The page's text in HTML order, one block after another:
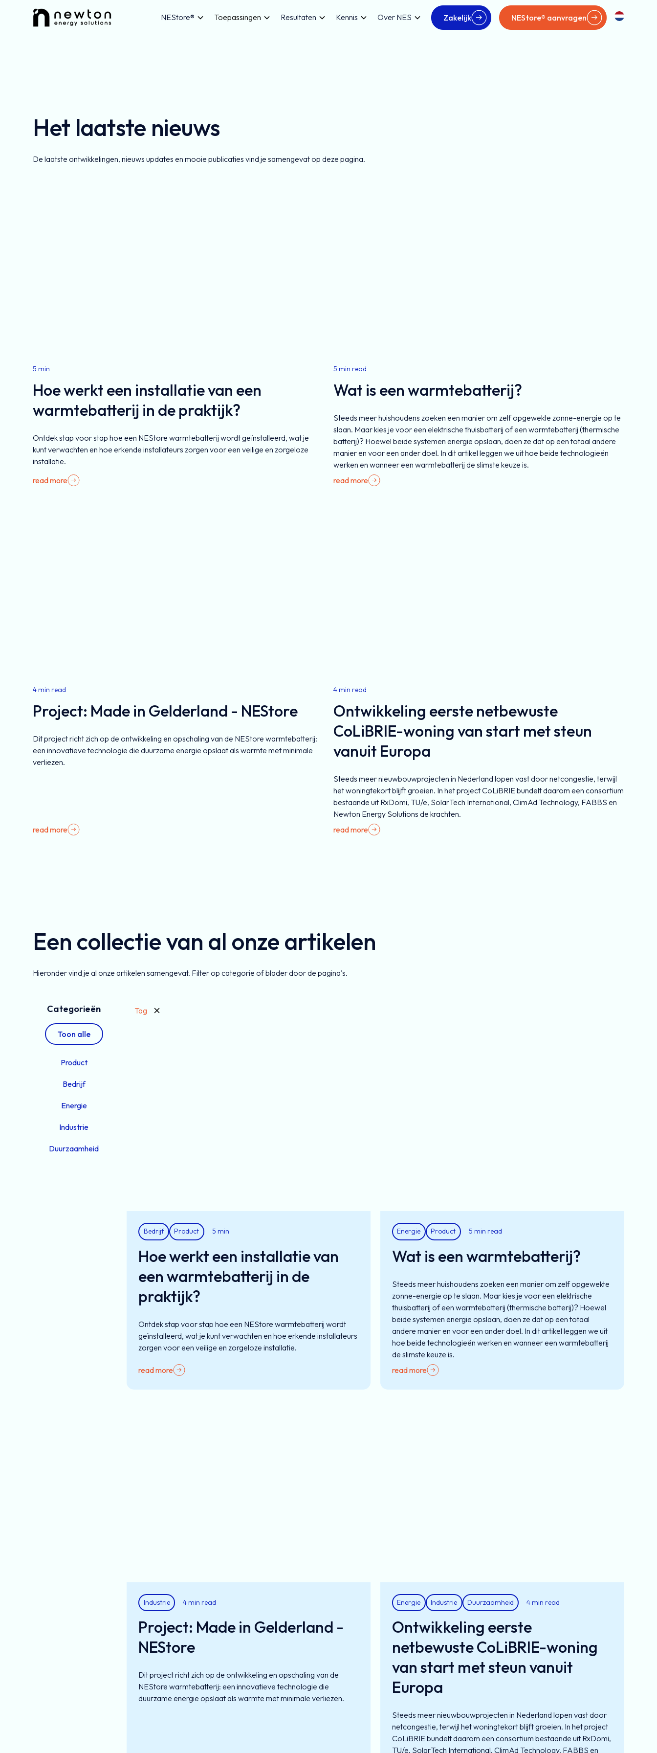
NEStore® Toepassingen Resultaten Kennis Over NES Zakelijk NEStore® aanvragen
Het laatste nieuws
De laatste ontwikkelingen, nieuws updates en mooie publicaties vind je samengevat op deze pagina.
5 min
Hoe werkt een installatie van een
warmtebatterij in de praktijk?
Ontdek stap voor stap hoe een NEStore warmtebatterij wordt geïnstalleerd, wat je
kunt verwachten en hoe erkende installateurs zorgen voor een veilige en zorgeloze
installatie.
read more
5 min read
Wat is een warmtebatterij?
Steeds meer huishoudens zoeken een manier om zelf opgewekte zonne-energie op te
slaan. Maar kies je voor een elektrische thuisbatterij of een warmtebatterij (thermische
batterij)? Hoewel beide systemen energie opslaan, doen ze dat op een totaal andere
manier en voor een ander doel. In dit artikel leggen we uit hoe beide technologieën
werken en wanneer een warmtebatterij de slimste keuze is.
read more
4 min read
Project: Made in Gelderland - NEStore
Dit project richt zich op de ontwikkeling en opschaling van de NEStore warmtebatterij:
een innovatieve technologie die duurzame energie opslaat als warmte met minimale
verliezen.
read more
4 min read
Ontwikkeling eerste netbewuste
CoLiBRIE-woning van start met steun
vanuit Europa
Steeds meer nieuwbouwprojecten in Nederland lopen vast door netcongestie, terwijl
het woningtekort blijft groeien. In het project CoLiBRIE bundelt daarom een consortium
bestaande uit RxDomi, TU/e, SolarTech International, ClimAd Technology, FABBS en
Newton Energy Solutions de krachten.
read more
Een collectie van al onze artikelen
Hieronder vind je al onze artikelen samengevat. Filter op categorie of blader door de pagina's.
Categorieën
Toon alle
Product
Bedrijf
Energie
Industrie
Duurzaamheid
Tag
Bedrijf Product 5 min
Hoe werkt een installatie van
een warmtebatterij in de
praktijk?
Ontdek stap voor stap hoe een NEStore warmtebatterij wordt
geïnstalleerd, wat je kunt verwachten en hoe erkende installateurs
zorgen voor een veilige en zorgeloze installatie.
read more
Energie Product 5 min read
Wat is een warmtebatterij?
Steeds meer huishoudens zoeken een manier om zelf opgewekte
zonne-energie op te slaan. Maar kies je voor een elektrische
thuisbatterij of een warmtebatterij (thermische batterij)? Hoewel
beide systemen energie opslaan, doen ze dat op een totaal
andere manier en voor een ander doel. In dit artikel leggen we uit
hoe beide technologieën werken en wanneer een warmtebatterij
de slimste keuze is.
read more
Industrie 4 min read
Project: Made in Gelderland -
NEStore
Dit project richt zich op de ontwikkeling en opschaling van de
NEStore warmtebatterij: een innovatieve technologie die
duurzame energie opslaat als warmte met minimale verliezen.
Energie Industrie Duurzaamheid 4 min read
Ontwikkeling eerste
netbewuste CoLiBRIE-woning
van start met steun vanuit
Europa
Steeds meer nieuwbouwprojecten in Nederland lopen vast door
netcongestie, terwijl het woningtekort blijft groeien. In het project
CoLiBRIE bundelt daarom een consortium bestaande uit RxDomi,
TU/e, SolarTech International, ClimAd Technology, FABBS en